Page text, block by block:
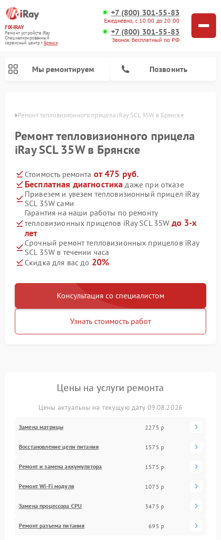
FIX-IRAY
Ремонт устройств iRay
Специализированный
cервисный центр г.Брянск
+7 (800) 301-55-83
Ежедневно, с 10:00 до 20:00
+7 (800) 301-55-83
Звонок бесплатный по РФ
Мы ремонтируем Позвонить
Ремонт тепловизионного прицела iRay SCL 35W в Брянске
Ремонт тепловизионного прицела
iRay SCL 35W в Брянске
Стоимость ремонта от 475 руб.
Бесплатная диагностика даже при отказе
Привезем и увезем тепловизионный прицел iRay
SCL 35W сами
Гарантия на наши работы по ремонту
тепловизионных прицелов iRay SCL 35W до 3-х
лет
Срочный ремонт тепловизионных прицелов iRay
SCL 35W в течении часа
Скидка для вас до 20%
Консультация со специалистом
Узнать стоимость работ
Цены на услуги ремонта
Цены актуальны на текущую дату 09.08.2026
Замена матрицы 2275 р
Восстановление цепи питания 1575 р
Ремонт и замена аккумулятора 1575 р
Ремонт Wi-Fi модуля 1075 р
Замена процессора CPU 3475 р
Ремонт разъема питания 695 р